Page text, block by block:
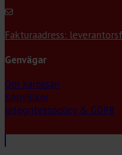
Fakturaadress:
Genvägar
Om karossan
Köpvillkor
Integritetspolicy & GDPR